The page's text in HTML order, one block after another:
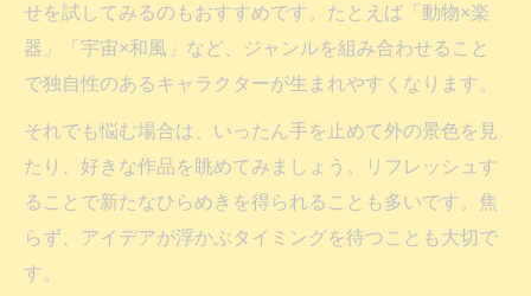
せを試してみるのもおすすめです。たとえば「動物×楽
器」「宇宙×和風」など、ジャンルを組み合わせること
で独自性のあるキャラクターが生まれやすくなります。
それでも悩む場合は、いったん手を止めて外の景色を見
たり、好きな作品を眺めてみましょう。リフレッシュす
ることで新たなひらめきを得られることも多いです。焦
らず、アイデアが浮かぶタイミングを待つことも大切で
す。